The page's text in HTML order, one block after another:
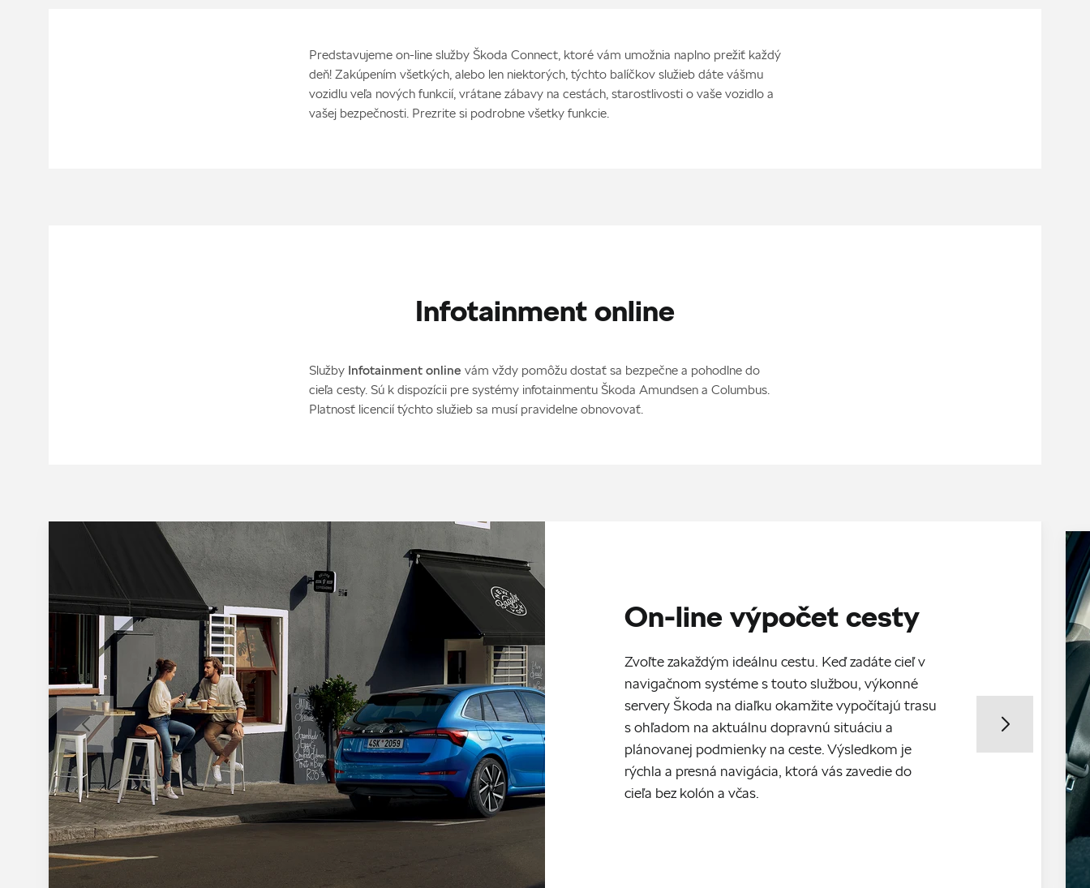
Predstavujeme on-line služby Škoda Connect, ktoré vám umožnia naplno prežiť každý
deň! Zakúpením všetkých, alebo len niektorých, týchto balíčkov služieb dáte vášmu
vozidlu veľa nových funkcií, vrátane zábavy na cestách, starostlivosti o vaše vozidlo a
vašej bezpečnosti. Prezrite si podrobne všetky funkcie.
Infotainment online
Služby Infotainment online vám vždy pomôžu dostať sa bezpečne a pohodlne do
cieľa cesty. Sú k dispozícii pre systémy infotainmentu Škoda Amundsen a Columbus.
Platnosť licencií týchto služieb sa musí pravidelne obnovovať.
On-line výpočet cesty
Zvoľte zakaždým ideálnu cestu. Keď zadáte cieľ v
navigačnom systéme s touto službou, výkonné
servery Škoda na diaľku okamžite vypočítajú trasu
s ohľadom na aktuálnu dopravnú situáciu a
plánovanej podmienky na ceste. Výsledkom je
rýchla a presná navigácia, ktorá vás zavedie do
cieľa bez kolón a včas.